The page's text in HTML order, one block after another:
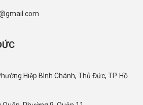
Hiệp Bình Chánh, Thủ Đức, TP. Hồ